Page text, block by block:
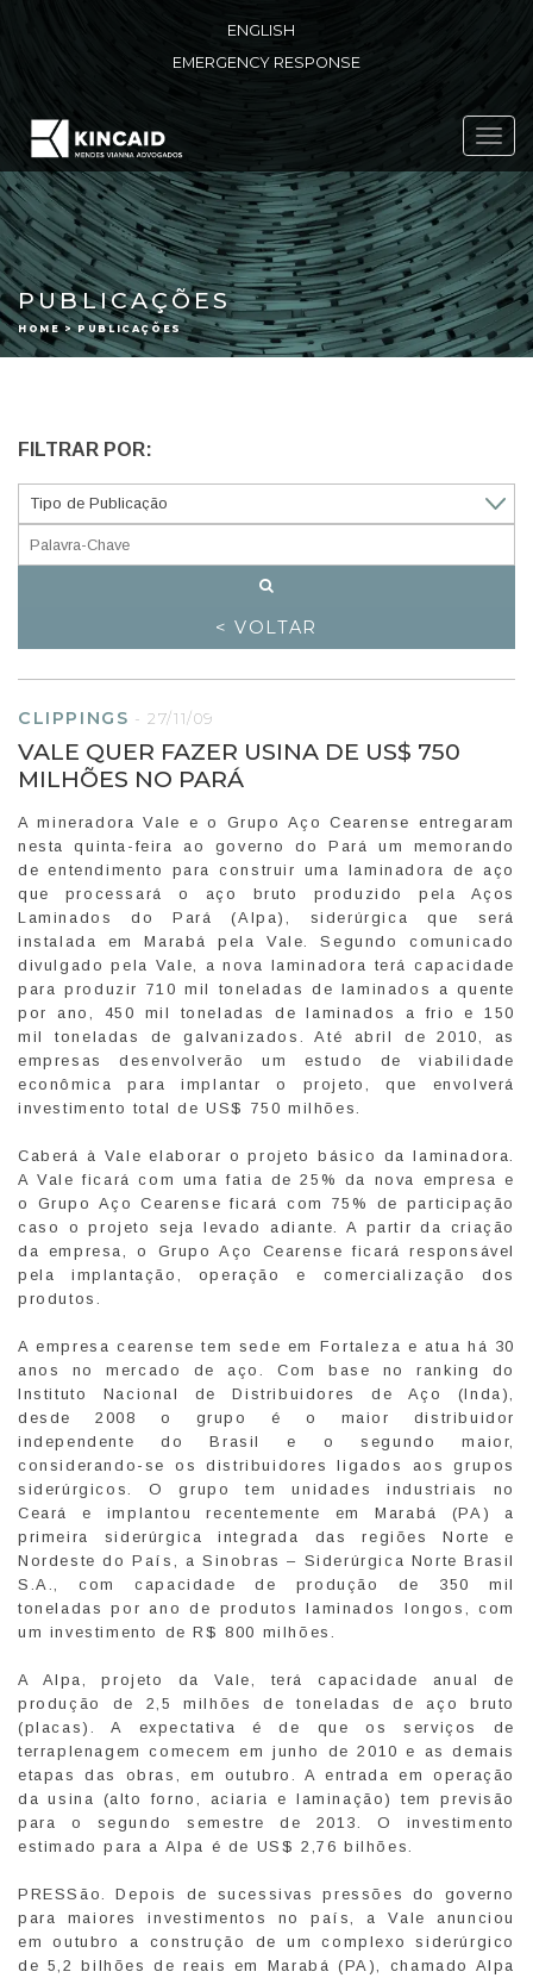
ENGLISH
EMERGENCY RESPONSE
PUBLICAÇÕES
HOME > PUBLICAÇÕES
FILTRAR POR:
< VOLTAR
CLIPPINGS - 27/11/09
VALE QUER FAZER USINA DE US$ 750
MILHÕES NO PARÁ
A mineradora Vale e o Grupo Aço Cearense entregaram
nesta quinta-feira ao governo do Pará um memorando
de entendimento para construir uma laminadora de aço
que processará o aço bruto produzido pela Aços
Laminados do Pará (Alpa), siderúrgica que será
instalada em Marabá pela Vale. Segundo comunicado
divulgado pela Vale, a nova laminadora terá capacidade
para produzir 710 mil toneladas de laminados a quente
por ano, 450 mil toneladas de laminados a frio e 150
mil toneladas de galvanizados. Até abril de 2010, as
empresas desenvolverão um estudo de viabilidade
econômica para implantar o projeto, que envolverá
investimento total de US$ 750 milhões.
Caberá à Vale elaborar o projeto básico da laminadora.
A Vale ficará com uma fatia de 25% da nova empresa e
o Grupo Aço Cearense ficará com 75% de participação
caso o projeto seja levado adiante. A partir da criação
da empresa, o Grupo Aço Cearense ficará responsável
pela implantação, operação e comercialização dos
produtos.
A empresa cearense tem sede em Fortaleza e atua há 30
anos no mercado de aço. Com base no ranking do
Instituto Nacional de Distribuidores de Aço (Inda),
desde 2008 o grupo é o maior distribuidor
independente do Brasil e o segundo maior,
considerando-se os distribuidores ligados aos grupos
siderúrgicos. O grupo tem unidades industriais no
Ceará e implantou recentemente em Marabá (PA) a
primeira siderúrgica integrada das regiões Norte e
Nordeste do País, a Sinobras – Siderúrgica Norte Brasil
S.A., com capacidade de produção de 350 mil
toneladas por ano de produtos laminados longos, com
um investimento de R$ 800 milhões.
A Alpa, projeto da Vale, terá capacidade anual de
produção de 2,5 milhões de toneladas de aço bruto
(placas). A expectativa é de que os serviços de
terraplenagem comecem em junho de 2010 e as demais
etapas das obras, em outubro. A entrada em operação
da usina (alto forno, aciaria e laminação) tem previsão
para o segundo semestre de 2013. O investimento
estimado para a Alpa é de US$ 2,76 bilhões.
PRESSão. Depois de sucessivas pressões do governo
para maiores investimentos no país, a Vale anunciou
em outubro a construção de um complexo siderúrgico
de 5,2 bilhões de reais em Marabá (PA), chamado Alpa